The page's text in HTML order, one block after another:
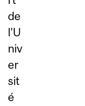
de
l'U
niv
er
sit
é